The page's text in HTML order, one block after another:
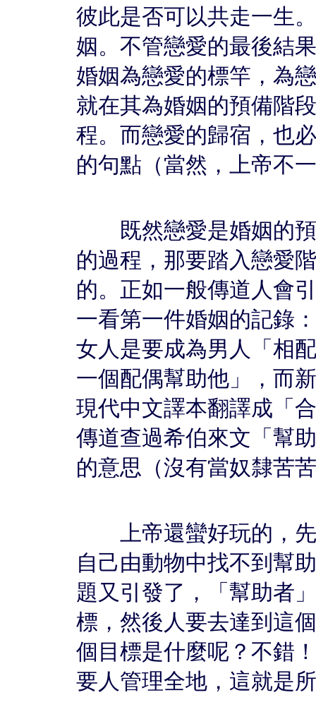
彼此是否可以共走一生
姻。不管戀愛的最後結
婚姻為戀愛的標竿，為
就在其為婚姻的預備階
程。而戀愛的歸宿，也
的句點（當然，上帝不
既然戀愛是婚姻的預
的過程，那要踏入戀愛
的。正如一般傳道人會
一看第一件婚姻的記錄
女人是要成為男人「相
一個配偶幫助他」，而
現代中文譯本翻譯成「
傳道查過希伯來文「幫
的意思（沒有當奴隸苦
上帝還蠻好玩的，先
自己由動物中找不到幫
題又引發了，「幫助者
標，然後人要去達到這
個目標是什麼呢？不錯
要人管理全地，這就是